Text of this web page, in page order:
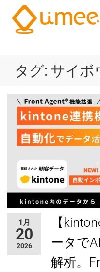
タグ: サイボ
1月
20
2026
【
ータで
解析。